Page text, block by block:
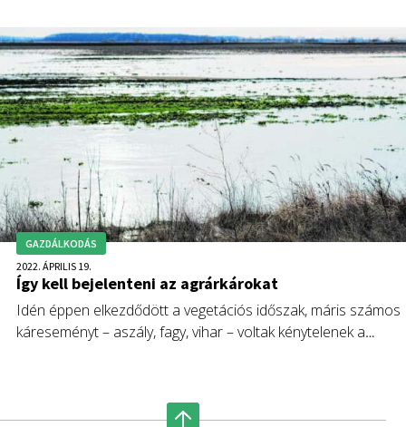
GAZDÁLKODÁS
2022. ÁPRILIS 19.
Így kell bejelenteni az agrárkárokat
Idén éppen elkezdődött a vegetációs időszak, máris számos
káreseményt – aszály, fagy, vihar – voltak kénytelenek a